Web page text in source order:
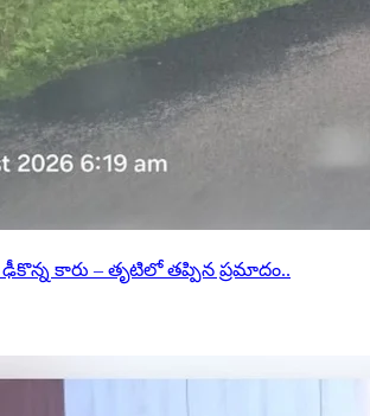
ఢీకొన్న కారు – తృటిలో తప్పిన ప్రమాదం..